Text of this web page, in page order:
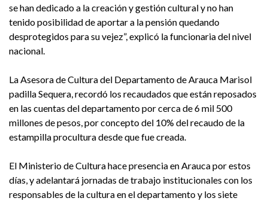
se han dedicado a la creación y gestión cultural y no han
tenido posibilidad de aportar a la pensión quedando
desprotegidos para su vejez”, explicó la funcionaria del nivel
nacional.
La Asesora de Cultura del Departamento de Arauca Marisol
padilla Sequera, recordó los recaudados que están reposados
en las cuentas del departamento por cerca de 6 mil 500
millones de pesos, por concepto del 10% del recaudo de la
estampilla procultura desde que fue creada.
El Ministerio de Cultura hace presencia en Arauca por estos
días, y adelantará jornadas de trabajo institucionales con los
responsables de la cultura en el departamento y los siete